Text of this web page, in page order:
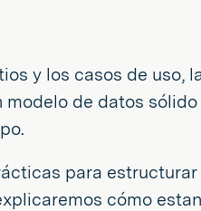
y los casos de
de datos
para
cómo